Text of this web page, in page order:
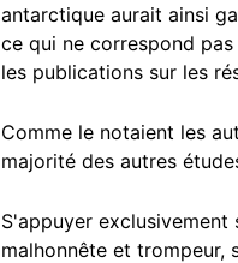
antarctique aurait ainsi
ce qui ne correspond
les publications sur les
Comme le notaient les
majorité des autres
S'appuyer
malhonnête et trompeur,